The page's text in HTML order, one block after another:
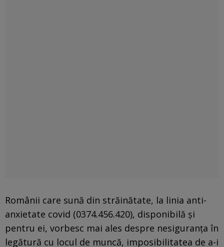
Românii care sună din străinătate, la linia anti-
anxietate covid (0374.456.420), disponibilă și
pentru ei, vorbesc mai ales despre nesiguranța în
legătură cu locul de muncă, imposibilitatea de a-i